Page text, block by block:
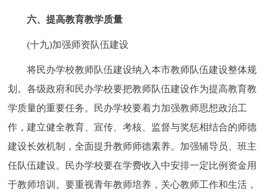
六、提高教育教学质量
(十九)加强师资队伍建设
将民办学校教师队伍建设纳入本市教师队伍建设整体规
划。各级政府和民办学校要把教师队伍建设作为提高教育教
学质量的重要任务。民办学校要着力加强教师思想政治工
作，建立健全教育、宣传、考核、监督与奖惩相结合的师德
建设长效机制，全面提升教师师德素养。加强辅导员、班主
任队伍建设。民办学校要在学费收入中安排一定比例资金用
于教师培训。要重视青年教师培养，关心教师工作和生活，